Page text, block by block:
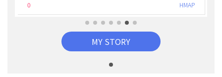
0 HMAP
MY STORY